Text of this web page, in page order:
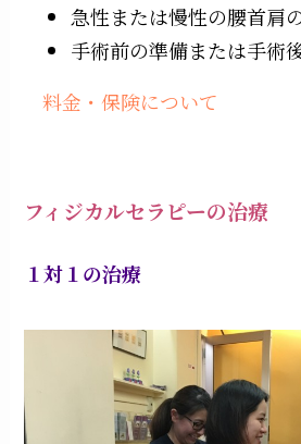
急性または慢性の腰首肩
手術前の準備または手術
料金・保険について
フィジカルセラピーの治療
１対１の治療